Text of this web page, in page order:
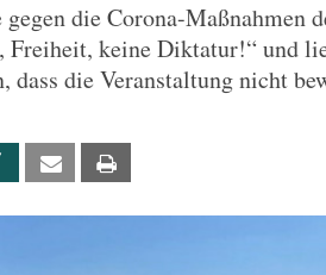
die Corona-Maßnahmen
Freiheit, keine Diktatur!“ und
dass die Veranstaltung nicht
Xing Email